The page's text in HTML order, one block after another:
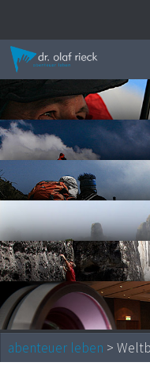
abenteuer leben >